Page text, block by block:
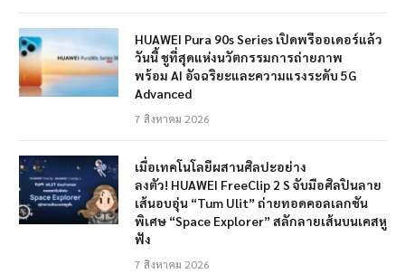
HUAWEI Pura 90s Series เปิดพรีออเดอร์แล้ว
วันนี้ ชูที่สุดแห่งนวัตกรรมการถ่ายภาพ
พร้อม AI อัจฉริยะและความแรงระดับ 5G
Advanced
7 สิงหาคม 2026
เมื่อเทคโนโลยีผสานศิลปะอย่าง
ลงตัว! HUAWEI FreeClip 2 S จับมือศิลปินลาย
เส้นอบอุ่น “Tum Ulit” ถ่ายทอดคอลเลกชัน
พิเศษ “Space Explorer” สลักลายเส้นบนเคสหู
ฟัง
7 สิงหาคม 2026